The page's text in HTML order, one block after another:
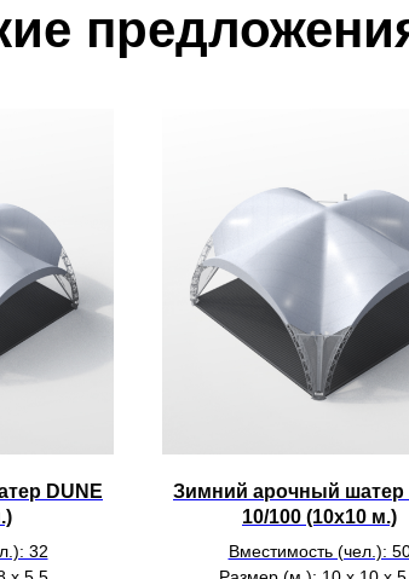
DUNE
32
Зимний арочный шатер
10/100 (10х10 м.)
Вместимость (чел.):